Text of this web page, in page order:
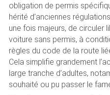
obligation de permis
hérité d’anciennes
une fois majeurs, de circuler
voiture sans permis, à
règles du code de la route
Cela simplifie grandement
large tranche d’adultes,
souhaité ou pu passer le